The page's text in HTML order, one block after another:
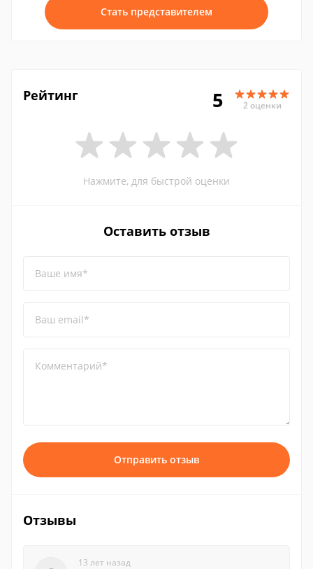
Стать представителем
Рейтинг 5 2 оценки
Нажмите, для быстрой оценки
Оставить отзыв
Ваше имя*
Ваш email*
Комментарий*
Отправить отзыв
Отзывы
13 лет назад